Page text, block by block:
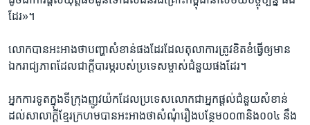
ដែរ»។
លោកបាន​អះអាង​ថា​បញ្ហា​សំខាន់​ផង​ដែរ​ដែល​តុលាការ​ត្រូវ​ខិត​ខំ​ធ្វើ​ឲ្យ​មាន ​
ឯករាជ្យភាព​ដែល​ជាក្តី​បារម្ភ​របស់​ប្រទេស​ម្ចាស់​ជំនួយ​ផង​ដែរ។
អ្នកការទូត​ក្នុង​ទីក្រុង​ញូវយ៉ក​ដែល​ប្រទេស​លោក​ជាអ្នកផ្តល់​ជំនួយ​សំខាន់ ​
ដល់​សាលាក្តី​ខ្មែរ​ក្រហម​បានអះអាង​ថា​សំណុំរឿង​បន្ថែម​០០៣​និង​០០៤ ​នឹង​